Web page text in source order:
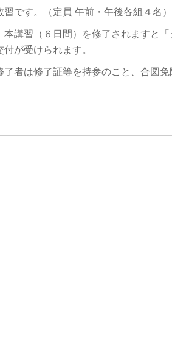
です。（定員 午前・午後各組４名）
講習（６日間）を修了されますと
が受けられます。
者は修了証等を持参のこと、合図免